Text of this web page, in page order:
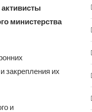
министерства
закрепления их
и